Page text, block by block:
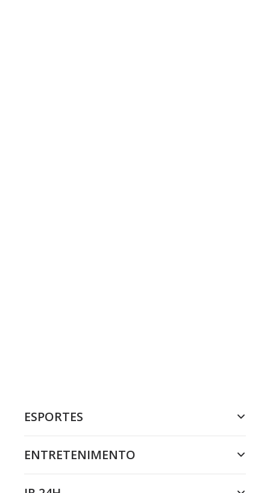
ESPORTES
ENTRETENIMENTO